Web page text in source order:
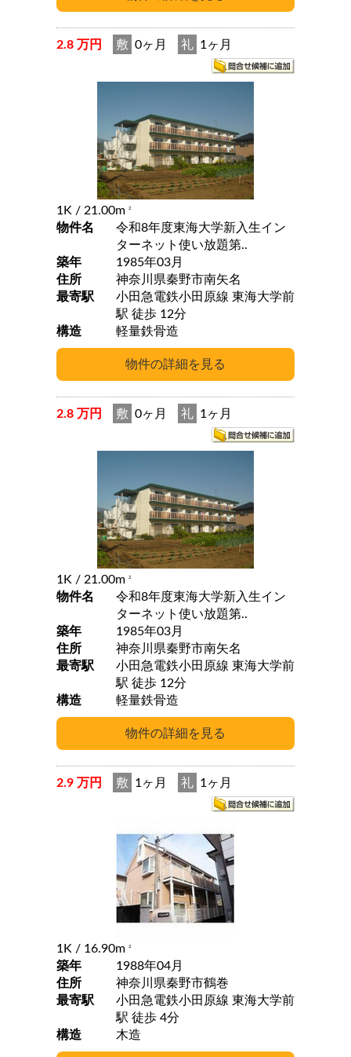
2.8 万円 敷 0ヶ月 礼 1ヶ月
1K / 21.00m 2
物件名
令和8年度東海大学新入生イン
ターネット使い放題第..
築年
1985年03月
住所
神奈川県秦野市南矢名
最寄駅
小田急電鉄小田原線 東海大学前
駅 徒歩 12分
構造
軽量鉄骨造
2.8 万円 敷 0ヶ月 礼 1ヶ月
1K / 21.00m 2
物件名
令和8年度東海大学新入生イン
ターネット使い放題第..
築年
1985年03月
住所
神奈川県秦野市南矢名
最寄駅
小田急電鉄小田原線 東海大学前
駅 徒歩 12分
構造
軽量鉄骨造
2.9 万円 敷 1ヶ月 礼 1ヶ月
1K / 16.90m 2
築年
1988年04月
住所
神奈川県秦野市鶴巻
最寄駅
小田急電鉄小田原線 東海大学前
駅 徒歩 4分
構造
木造